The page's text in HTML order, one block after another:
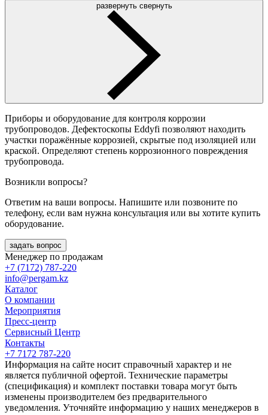
развернуть свернуть
Приборы и оборудование для контроля коррозии
трубопроводов. Дефектоскопы Eddyfi позволяют находить
участки поражённые коррозией, скрытые под изоляцией или
краской. Определяют степень коррозионного повреждения
трубопровода.
Возникли вопросы?
Ответим на ваши вопросы. Напишите или позвоните по
телефону, если вам нужна консультация или вы хотите купить
оборудование.
задать вопрос
Менеджер по продажам
+7 (7172) 787-220
info@pergam.kz
Каталог
О компании
Мероприятия
Пресс-центр
Сервисный Центр
Контакты
+7 7172 787-220
Информация на сайте носит справочный характер и не
является публичной офертой. Технические параметры
(спецификация) и комплект поставки товара могут быть
изменены производителем без предварительного
уведомления. Уточняйте информацию у наших менеджеров в